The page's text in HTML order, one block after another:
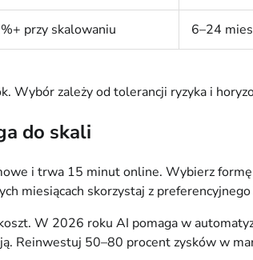
przy skalowaniu 6–24
Wybór zależy od tolerancji ryzyka i
do skali
i trwa 15 minut online. Wybierz
miesiącach skorzystaj z
W 2026 roku AI pomaga w
Reinwestuj 50–80 procent zysków w